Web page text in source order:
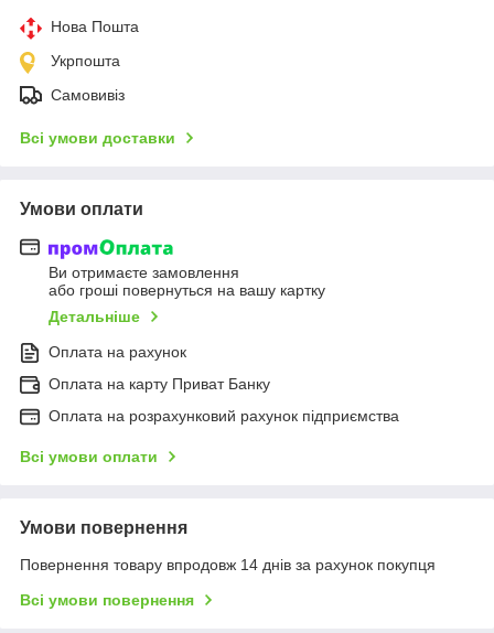
Нова Пошта
Укрпошта
Самовивіз
Всі умови доставки
Умови оплати
Ви отримаєте замовлення
або гроші повернуться на вашу картку
Детальніше
Оплата на рахунок
Оплата на карту Приват Банку
Оплата на розрахунковий рахунок підприємства
Всі умови оплати
Умови повернення
Повернення товару впродовж 14 днів за рахунок покупця
Всі умови повернення